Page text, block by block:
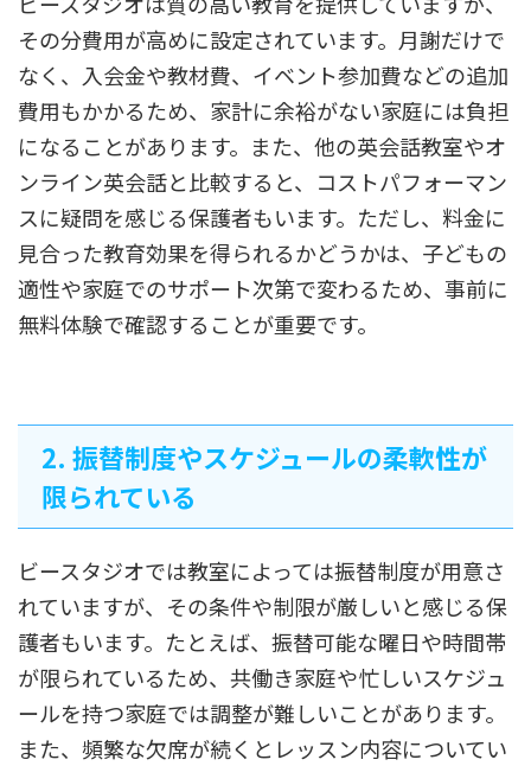
その分費用が高めに設定されています。月謝だけで
なく、入会金や教材費、イベント参加費などの追加
費用もかかるため、家計に余裕がない家庭には負担
になることがあります。また、他の英会話教室やオ
ンライン英会話と比較すると、コストパフォーマン
スに疑問を感じる保護者もいます。ただし、料金に
見合った教育効果を得られるかどうかは、子どもの
適性や家庭でのサポート次第で変わるため、事前に
無料体験で確認することが重要です。
2. 振替制度やスケジュールの柔軟性が
限られている
ビースタジオでは教室によっては振替制度が用意さ
れていますが、その条件や制限が厳しいと感じる保
護者もいます。たとえば、振替可能な曜日や時間帯
が限られているため、共働き家庭や忙しいスケジュ
ールを持つ家庭では調整が難しいことがあります。
また、頻繁な欠席が続くとレッスン内容についてい